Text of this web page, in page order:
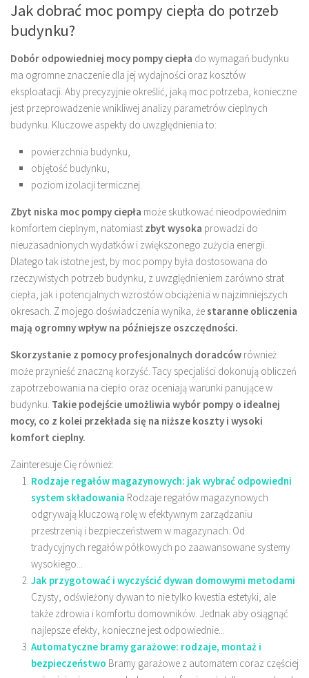
Jak dobrać moc pompy ciepła do potrzeb
budynku?
Dobór odpowiedniej mocy pompy ciepła do wymagań budynku
ma ogromne znaczenie dla jej wydajności oraz kosztów
eksploatacji. Aby precyzyjnie określić, jaką moc potrzeba, konieczne
jest przeprowadzenie wnikliwej analizy parametrów cieplnych
budynku. Kluczowe aspekty do uwzględnienia to:
powierzchnia budynku,
objętość budynku,
poziom izolacji termicznej.
Zbyt niska moc pompy ciepła może skutkować nieodpowiednim
komfortem cieplnym, natomiast zbyt wysoka prowadzi do
nieuzasadnionych wydatków i zwiększonego zużycia energii.
Dlatego tak istotne jest, by moc pompy była dostosowana do
rzeczywistych potrzeb budynku, z uwzględnieniem zarówno strat
ciepła, jak i potencjalnych wzrostów obciążenia w najzimniejszych
okresach. Z mojego doświadczenia wynika, żestaranne obliczenia
mają ogromny wpływ na późniejsze oszczędności.
Skorzystanie z pomocy profesjonalnych doradców również
może przynieść znaczną korzyść. Tacy specjaliści dokonują obliczeń
zapotrzebowania na ciepło oraz oceniają warunki panujące w
budynku. Takie podejście umożliwia wybór pompy o idealnej
mocy, co z kolei przekłada się na niższe koszty i wysoki
komfort cieplny.
Zainteresuje Cię również:
Rodzaje regałów magazynowych: jak wybrać odpowiedni
system składowania Rodzaje regałów magazynowych
odgrywają kluczową rolę w efektywnym zarządzaniu
przestrzenią i bezpieczeństwem w magazynach. Od
tradycyjnych regałów półkowych po zaawansowane systemy
wysokiego...
Jak przygotować i wyczyścić dywan domowymi metodami
Czysty, odświeżony dywan to nie tylko kwestia estetyki, ale
także zdrowia i komfortu domowników. Jednak aby osiągnąć
najlepsze efekty, konieczne jest odpowiednie...
Automatyczne bramy garażowe: rodzaje, montaż i
bezpieczeństwo Bramy garażowe z automatem coraz częściej